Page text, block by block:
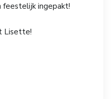
ingepakt!
Lisette!